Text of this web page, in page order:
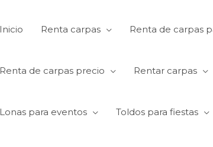
Inicio Renta carpas Renta de carpas
Renta de carpas precio Rentar carpas
Lonas para eventos Toldos para fiestas